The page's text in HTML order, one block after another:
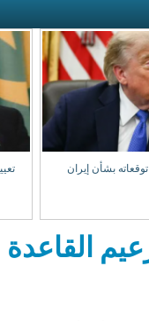
تعيين ولد داهي رئيسا للجنة
نقابة